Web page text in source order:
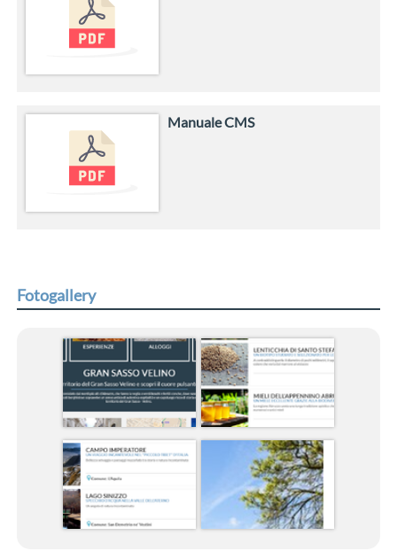
Manuale CMS
Fotogallery